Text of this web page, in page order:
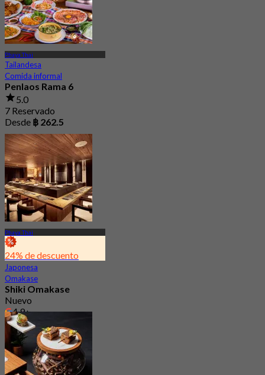
Phaya Thai
Tailandesa
Comida informal
Penlaos Rama 6
5.0
7 Reservado
Desde ฿ 262.5
Phaya Thai
24% de descuento
Japonesa
Omakase
Shiki Omakase
Nuevo
4.9
Desde฿ 930